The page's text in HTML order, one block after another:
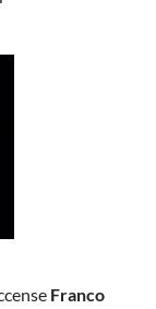
Franco